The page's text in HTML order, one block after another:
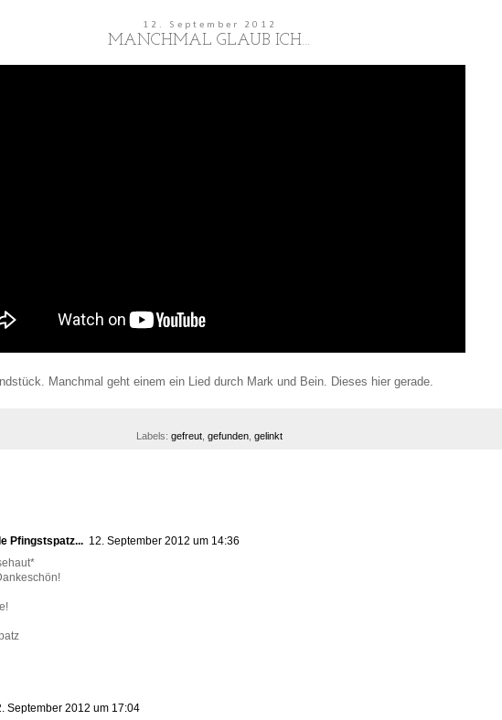
12. September 2012
MANCHMAL GLAUB ICH…
Manchmal geht einem ein Lied durch Mark und Bein. Dieses hier gerade.
Labels: gefreut gefunden gelinkt
Pfingstspatz... 12. September 2012 um 14:36
September 2012 um 17:04